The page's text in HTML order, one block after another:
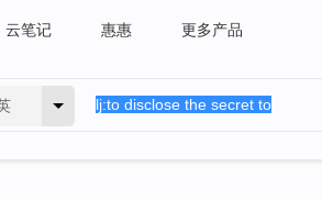
云笔记 惠惠 更多产品